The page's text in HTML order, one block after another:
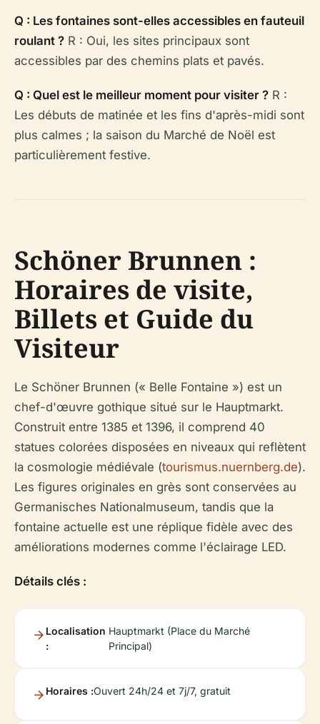
Q : Les fontaines sont-elles accessibles en fauteuil
roulant ? R : Oui, les sites principaux sont
accessibles par des chemins plats et pavés.
Q : Quel est le meilleur moment pour visiter ? R :
Les débuts de matinée et les fins d'après-midi sont
plus calmes ; la saison du Marché de Noël est
particulièrement festive.
Schöner Brunnen :
Horaires de visite,
Billets et Guide du
Visiteur
Le Schöner Brunnen (« Belle Fontaine ») est un
chef-d'œuvre gothique situé sur le Hauptmarkt.
Construit entre 1385 et 1396, il comprend 40
statues colorées disposées en niveaux qui reflètent
la cosmologie médiévale (tourismus.nuernberg.de).
Les figures originales en grès sont conservées au
Germanisches Nationalmuseum, tandis que la
fontaine actuelle est une réplique fidèle avec des
améliorations modernes comme l'éclairage LED.
Détails clés :
Localisation
:
Hauptmarkt (Place du Marché
Principal)
Horaires :Ouvert 24h/24 et 7j/7, gratuit